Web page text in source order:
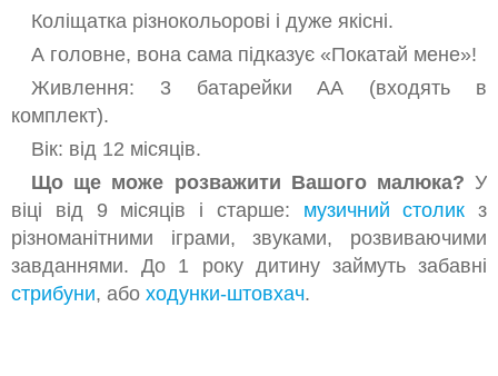
Коліщатка різнокольорові і дуже якісні.
А головне, вона сама підказує «Покатай мене»!
Живлення: 3 батарейки АА (входять в
комплект).
Вік: від 12 місяців.
Що ще може розважити Вашого малюка? У
віці від 9 місяців і старше: музичний столик з
різноманітними іграми, звуками, розвиваючими
завданнями. До 1 року дитину займуть забавні
стрибуни, або ходунки-штовхач.